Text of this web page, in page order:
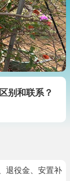
别和联系？
退役金、安置补